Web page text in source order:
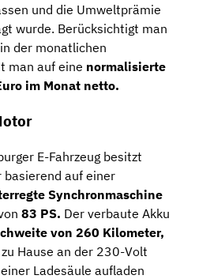
und die Umweltprämie
wurde. Berücksichtigt man
der monatlichen
man auf eine normalisierte
im Monat netto.
E-Fahrzeug besitzt
auf einer
Synchronmaschine
83 PS. Der verbaute Akku
von 260 Kilometer,
Hause an der 230-Volt
Ladesäule aufladen